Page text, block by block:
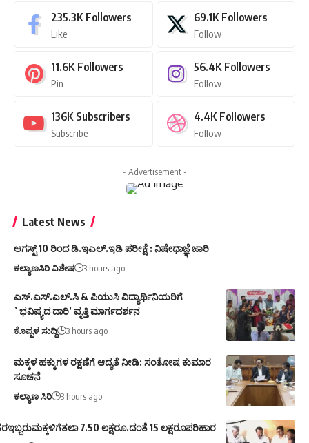
235.3K Followers
Like
69.1K Followers
Follow
11.6K Followers
Pin
56.4K Followers
Follow
136K Subscribers
Subscribe
4.4K Followers
Follow
- Advertisement -
Latest News
ಆಗಸ್ಟ್ 10 ರಿಂದ ಡಿ.ಇಎಲ್.ಇಡಿ ಪರೀಕ್ಷೆ : ನಿಷೇಧಾಜ್ಞೆ ಜಾರಿ
ಕಲ್ಯಾಣಸಿರಿ ವಿಶೇಷ 3 hours ago
ಎಸ್.ಎಸ್.ಎಲ್.ಸಿ & ಪಿಯುಸಿ ವಿದ್ಯಾರ್ಥಿನಿಯರಿಗೆ
`ಭವಿಷ್ಯದ ದಾರಿ’ ವೃತ್ತಿ ಮಾರ್ಗದರ್ಶನ
ಕೊಪ್ಪಳ ಸುದ್ದಿ 3 hours ago
ಮಕ್ಕಳ ಹಕ್ಕುಗಳ ರಕ್ಷಣೆಗೆ ಆದ್ಯತೆ ನೀಡಿ: ಸಂತೋಷ ಕುಮಾರ
ಸೂಚನೆ
ಕಲ್ಯಾಣ ಸಿರಿ 3 hours ago
7.50 ಲಕ್ಷರೂ.ದಂತೆ 15 ಲಕ್ಷರೂಪರಿಹಾರ